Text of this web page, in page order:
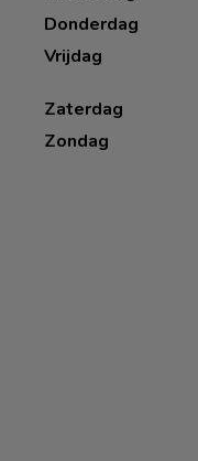
Donderdag
Vrijdag
Zaterdag
Zondag